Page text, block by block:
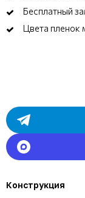
Бесплатный
Цвета пленок
Конструкция